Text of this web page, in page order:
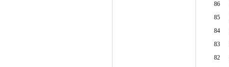
86
85
84
83
82